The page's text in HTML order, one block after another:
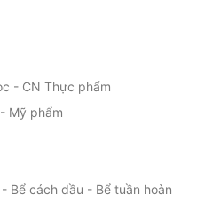
- CN Thực phẩm
Mỹ phẩm
Bể cách dầu - Bể tuần hoàn